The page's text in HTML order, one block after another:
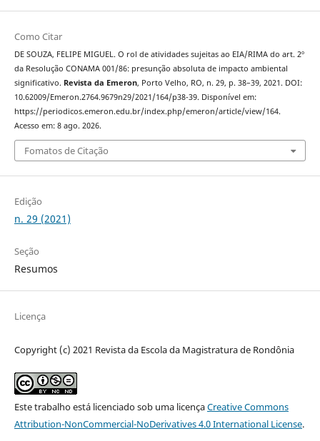
Como Citar
DE SOUZA, FELIPE MIGUEL. O rol de atividades sujeitas ao EIA/RIMA do art. 2º
da Resolução CONAMA 001/86: presunção absoluta de impacto ambiental
significativo. Revista da Emeron, Porto Velho, RO, n. 29, p. 38–39, 2021. DOI:
10.62009/Emeron.2764.9679n29/2021/164/p38-39. Disponível em:
https://periodicos.emeron.edu.br/index.php/emeron/article/view/164.
Acesso em: 8 ago. 2026.
Fomatos de Citação
Edição
n. 29 (2021)
Seção
Resumos
Licença
Copyright (c) 2021 Revista da Escola da Magistratura de Rondônia
Este trabalho está licenciado sob uma licençaCreative Commons
Attribution-NonCommercial-NoDerivatives 4.0 International License.